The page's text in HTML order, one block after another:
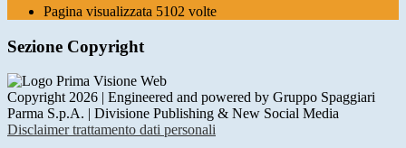
Pagina visualizzata 5102 volte
Sezione Copyright
Copyright 2026 | Engineered and powered by Gruppo Spaggiari
Parma S.p.A. | Divisione Publishing & New Social Media
Disclaimer trattamento dati personali